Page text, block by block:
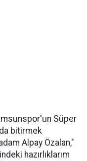
Süper
bitirmek
Alpay Özalan,"
hazırlıklarım